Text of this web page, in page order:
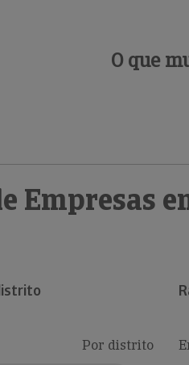
O que
Empresas
Por distrito